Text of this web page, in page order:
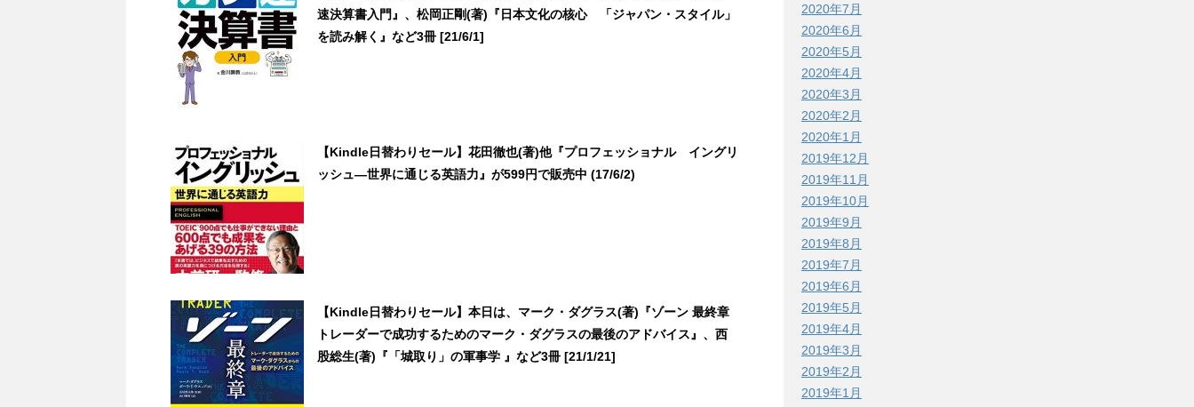
速決算書入門』、松岡正剛(著)『日本文化の核心 「ジャパン・スタイル」
を読み解く』など3冊 [21/6/1]
【Kindle日替わりセール】花田徹也(著)他『プロフェッショナル イングリ
ッシュ―世界に通じる英語力』が599円で販売中 (17/6/2)
【Kindle日替わりセール】本日は、マーク・ダグラス(著)『ゾーン 最終章
トレーダーで成功するためのマーク・ダグラスの最後のアドバイス』、西
股総生(著)『「城取り」の軍事学 』など3冊 [21/1/21]
2020年7月
2020年6月
2020年5月
2020年4月
2020年3月
2020年2月
2020年1月
2019年12月
2019年11月
2019年10月
2019年9月
2019年8月
2019年7月
2019年6月
2019年5月
2019年4月
2019年3月
2019年2月
2019年1月